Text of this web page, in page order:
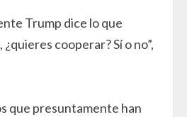
Trump dice lo que
cooperar? Sí o no”,
que presuntamente han